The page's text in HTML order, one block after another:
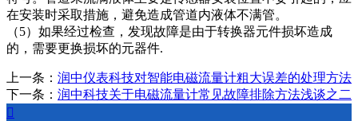
在安装时采取措施，避免造成管道内液体不满管。
（5）如果经过检查，发现故障是由于转换器元件损坏造成
的，需要更换损坏的元器件.
上一条： 润中仪表科技对智能电磁流量计粗大误差的处理方法
下一条： 润中科技关于电磁流量计常见故障排除方法浅谈之二
